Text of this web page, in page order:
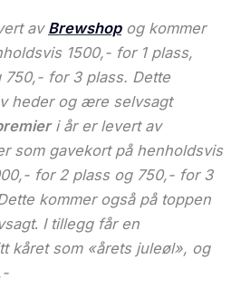
av Brewshopog kommer
1500,- for 1 plass,
750,- for 3 plass. Dette
heder og ære selvsagt
i år er levert av
som gavekort på henholdsvis
for 2 plass og 750,- for 3
kommer også på toppen
. I tillegg får en
kåret som «årets juleøl», og